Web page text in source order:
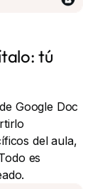
tú
Google Doc
del aula,
es